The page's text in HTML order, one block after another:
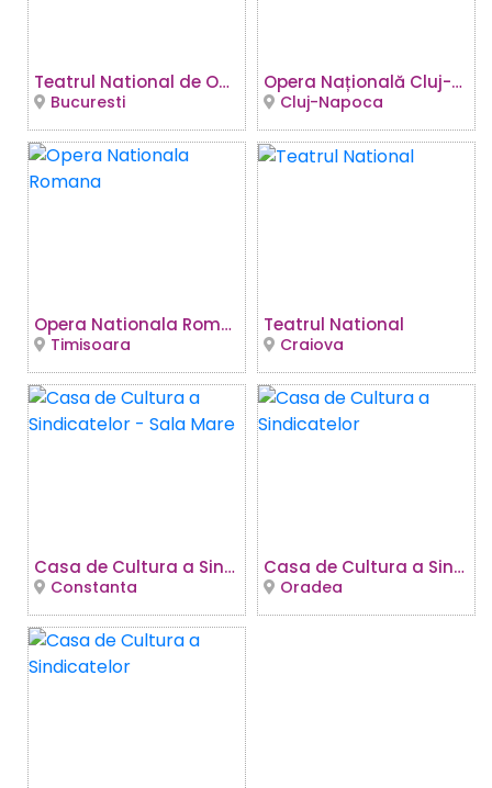
Teatrul National de Opereta si Musical Ion Dacian
Bucuresti
Opera Națională Cluj-Napoca
Cluj-Napoca
Opera Nationala Romana
Timisoara
Teatrul National
Craiova
Casa de Cultura a Sindicatelor - Sala Mare
Constanta
Casa de Cultura a Sindicatelor
Oradea